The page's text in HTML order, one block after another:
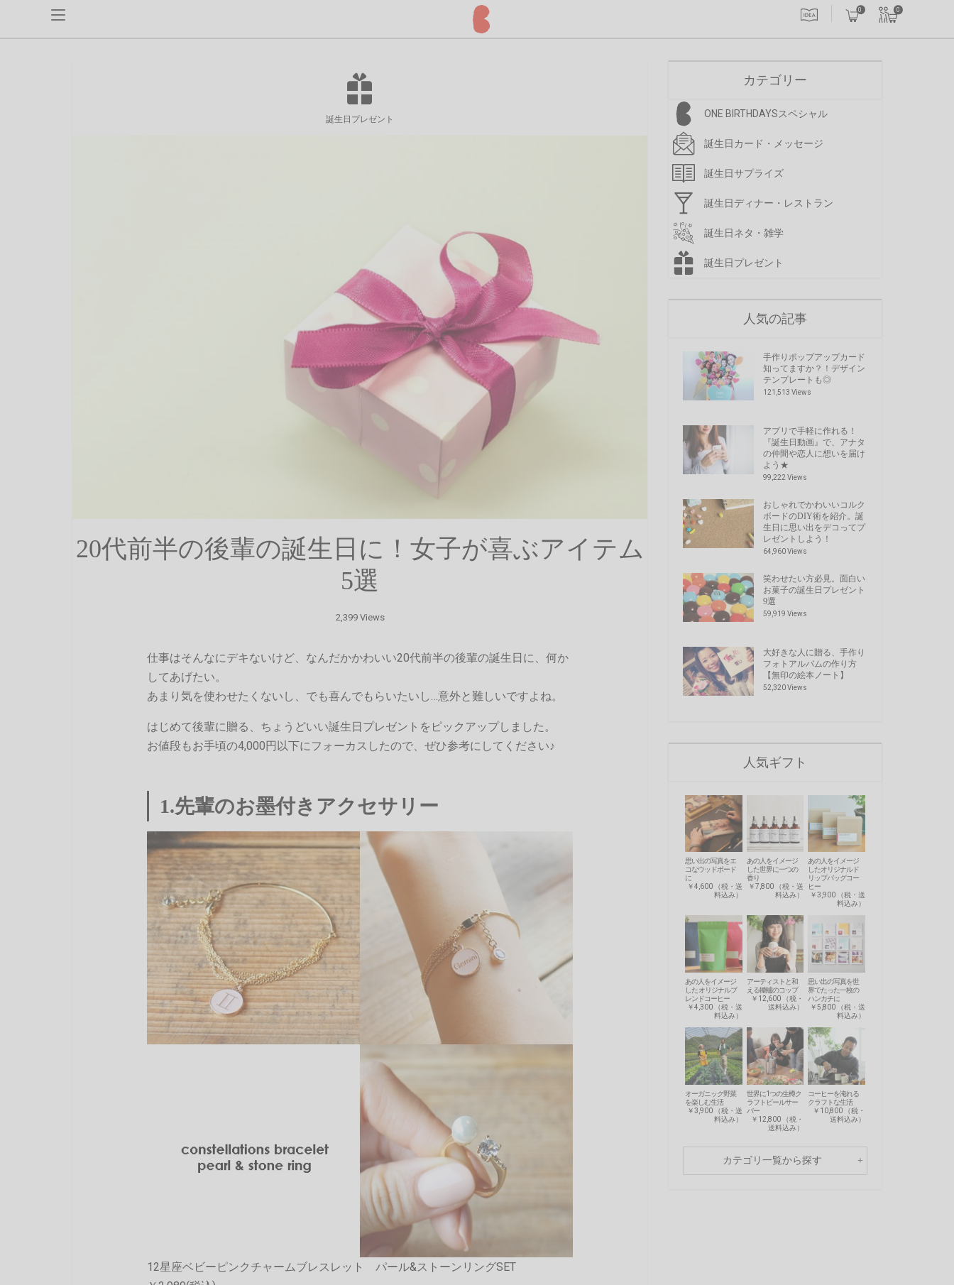
0 0
誕生日プレゼント
20代前半の後輩の誕生日に！女子が喜ぶアイテム
5選
2,399 Views
仕事はそんなにデキないけど、なんだかかわいい20代前半の後輩の誕生日に、何か
してあげたい。
あまり気を使わせたくないし、でも喜んでもらいたいし…意外と難しいですよね。
はじめて後輩に贈る、ちょうどいい誕生日プレゼントをピックアップしました。
お値段もお手頃の4,000円以下にフォーカスしたので、ぜひ参考にしてください♪
1.先輩のお墨付きアクセサリー
12星座ベビーピンクチャームブレスレット パール&ストーンリングSET
カテゴリー
ONE BIRTHDAYSスペシャル
誕生日カード・メッセージ
誕生日サプライズ
誕生日ディナー・レストラン
誕生日ネタ・雑学
誕生日プレゼント
人気の記事
手作りポップアップカード
知ってますか？！デザイン
テンプレートも◎
121,513 Views
アプリで手軽に作れる！
『誕生日動画』で、アナタ
の仲間や恋人に想いを届け
よう★
99,222 Views
おしゃれでかわいいコルク
ボードのDIY術を紹介。誕
生日に思い出をデコってプ
レゼントしよう！
64,960 Views
笑わせたい方必見。面白い
お菓子の誕生日プレゼント
9選
59,919 Views
大好きな人に贈る、手作り
フォトアルバムの作り方
【無印の絵本ノート】
52,320 Views
人気ギフト
思い出の写真をエ
コなウッドボード
に
￥4,600 （税・送
料込み）
あの人をイメージ
した世界に一つの
香り
￥7,800 （税・送
料込み）
あの人をイメージ
したオリジナルド
リップバッグコー
ヒー
￥3,900 （税・送
料込み）
あの人をイメージ
した オリジナルブ
レンドコーヒー
￥4,300 （税・送
料込み）
アーティストと和
える轆轤のコップ
￥12,600 （税・
送料込み）
思い出の写真を世
界でたった一枚の
ハンカチに
￥5,800 （税・送
料込み）
オーガニック野菜
を楽しむ生活
￥3,900 （税・送
料込み）
世界に1つの生樽ク
ラフトビールサー
バー
￥12,800 （税・
送料込み）
コーヒーを淹れる
クラフトな生活
￥10,800 （税・
送料込み）
カテゴリ一覧から探す